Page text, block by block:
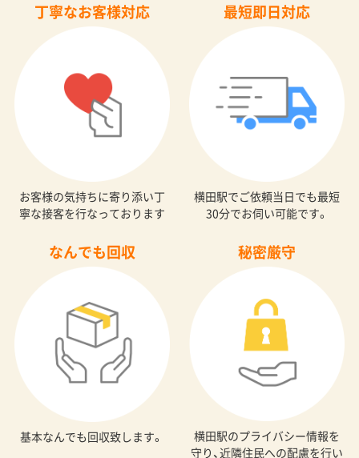
丁寧なお客様対応
お客様の気持ちに寄り添い丁
寧な接客を行なっております
最短即日対応
横田駅でご依頼当日でも最短
30分でお伺い可能です。
なんでも回収
基本なんでも回収致します。
秘密厳守
横田駅のプライバシー情報を
守り、近隣住民への配慮を行い